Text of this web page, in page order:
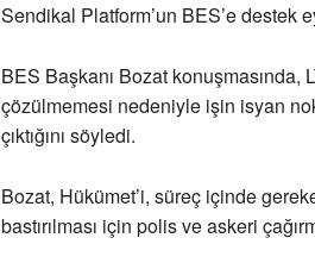
Sendikal Platform’un BES’e destek
BES Başkanı Bozat
çözülmemesi nedeniyle işin isyan
çıktığını söyledi.
Bozat, Hükümet’i, süreç içinde
bastırılması için polis ve askeri